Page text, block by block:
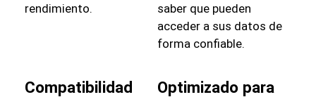
rendimiento.
saber que pueden
acceder a sus datos de
forma confiable.
Compatibilidad
Optimizado para